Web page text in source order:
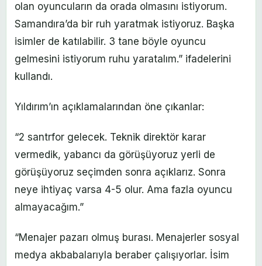
olan oyuncuların da orada olmasını istiyorum.
Samandıra’da bir ruh yaratmak istiyoruz. Başka
isimler de katılabilir. 3 tane böyle oyuncu
gelmesini istiyorum ruhu yaratalım.” ifadelerini
kullandı.
Yıldırım’ın açıklamalarından öne çıkanlar:
“2 santrfor gelecek. Teknik direktör karar
vermedik, yabancı da görüşüyoruz yerli de
görüşüyoruz seçimden sonra açıklarız. Sonra
neye ihtiyaç varsa 4-5 olur. Ama fazla oyuncu
almayacağım.”
“Menajer pazarı olmuş burası. Menajerler sosyal
medya akbabalarıyla beraber çalışıyorlar. İsim